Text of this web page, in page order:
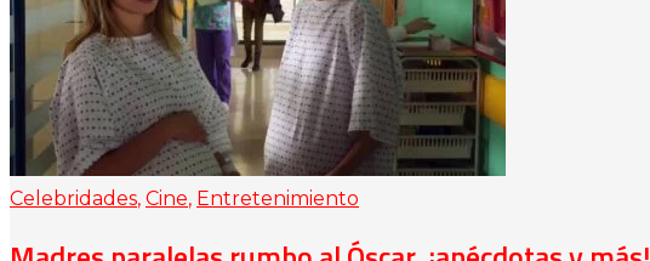
Celebridades, Cine, Entretenimiento